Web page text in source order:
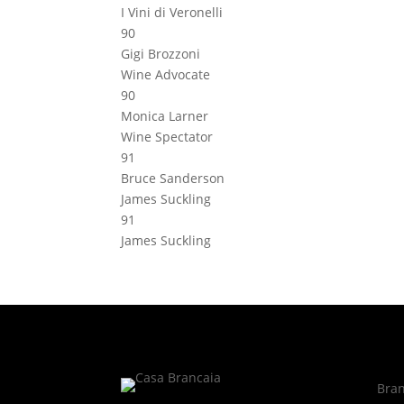
I Vini di Veronelli
90
Gigi Brozzoni
Wine Advocate
90
Monica Larner
Wine Spectator
91
Bruce Sanderson
James Suckling
91
James Suckling